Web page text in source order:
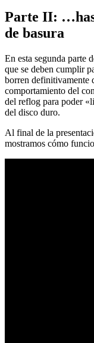
Parte II:
de basura
En esta segunda parte
que se deben cumplir
borren definitivamente
comportamiento del
del reflog para poder
del disco duro.
Al final de la
mostramos cómo